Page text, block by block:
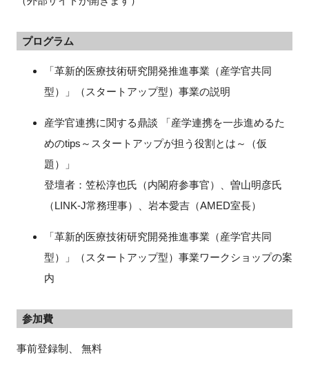
プログラム
「革新的医療技術研究開発推進事業（産学官共同
型）」（スタートアップ型）事業の説明
産学官連携に関する鼎談 「産学連携を一歩進めるた
めのtips～スタートアップが担う役割とは～（仮
題）」
登壇者：笠松淳也氏（内閣府参事官）、曽山明彦氏
（LINK-J常務理事）、岩本愛吉（AMED室長）
「革新的医療技術研究開発推進事業（産学官共同
型）」（スタートアップ型）事業ワークショップの案
内
参加費
事前登録制、 無料